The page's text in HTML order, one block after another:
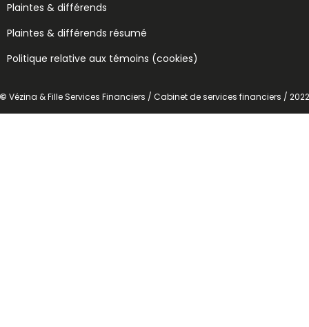
Plaintes & différends
Plaintes & différends résumé
Politique relative aux témoins (cookies)
© Vézina & Fille Services Financiers / Cabinet de services financiers / 2022